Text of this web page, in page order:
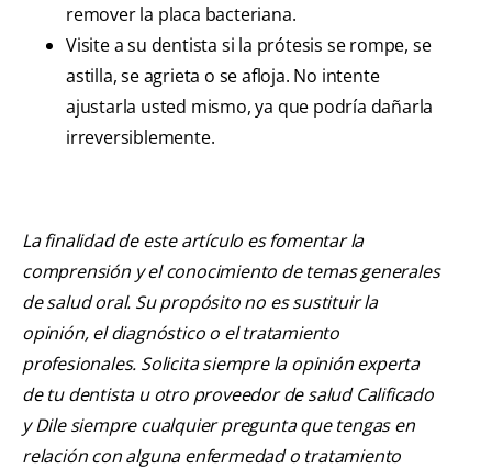
remover la placa bacteriana.
Visite a su dentista si la prótesis se rompe, se
astilla, se agrieta o se afloja. No intente
ajustarla usted mismo, ya que podría dañarla
irreversiblemente.
La finalidad de este artículo es fomentar la
comprensión y el conocimiento de temas generales
de salud oral. Su propósito no es sustituir la
opinión, el diagnóstico o el tratamiento
profesionales. Solicita siempre la opinión experta
de tu dentista u otro proveedor de salud Calificado
y Dile siempre cualquier pregunta que tengas en
relación con alguna enfermedad o tratamiento